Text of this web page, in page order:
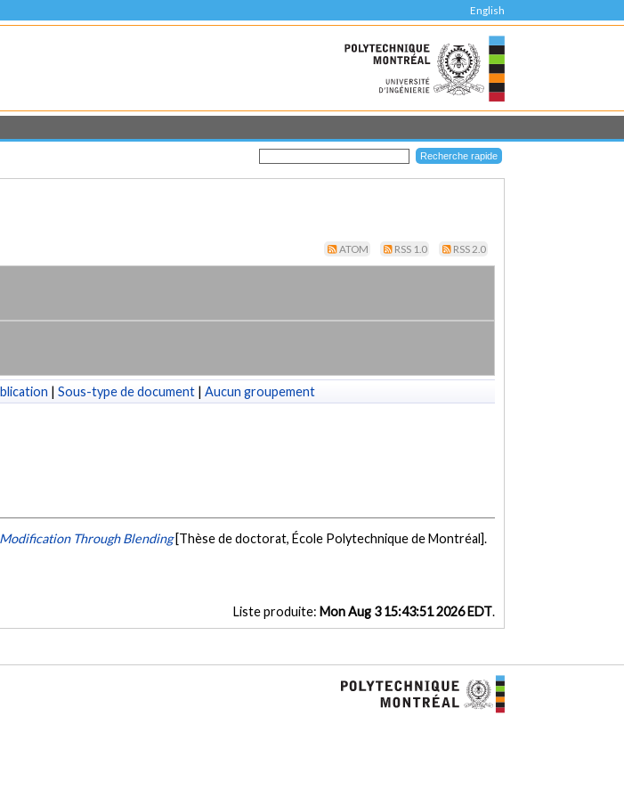
English
ATOM RSS 1.0 RSS 2.0
| Sous-type de document | Aucun groupement
Through Blending [Thèse de doctorat, École Polytechnique de Montréal].
Liste produite: Mon Aug 3 15:43:51 2026 EDT.